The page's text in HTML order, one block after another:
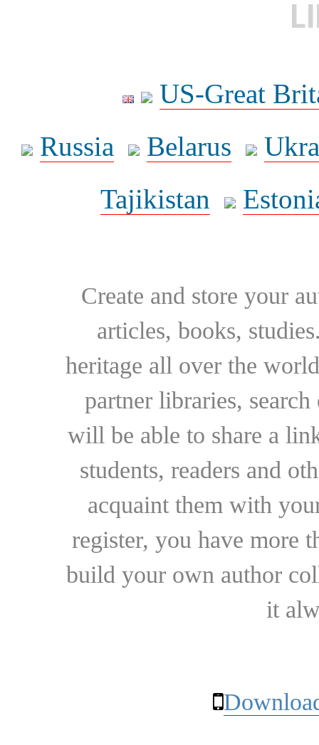
US-Great
Russia
Belarus
Tajikistan
Create and store your
articles, books,
heritage all over the
partner libraries,
will be able to share a
students, readers and
acquaint them with
register, you have more
build your own author
it